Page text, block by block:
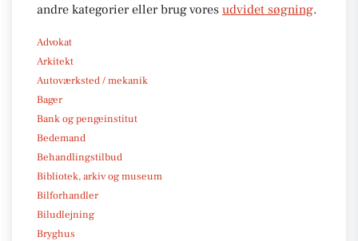
andre kategorier eller brug vores udvidet søgning.
Advokat
Arkitekt
Autoværksted / mekanik
Bager
Bank og pengeinstitut
Bedemand
Behandlingstilbud
Bibliotek, arkiv og museum
Bilforhandler
Biludlejning
Bryghus